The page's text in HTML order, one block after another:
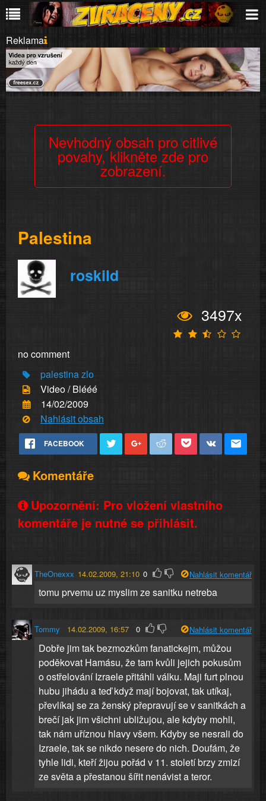
Reklama
Nevhodný obsah pro citlivé
povahy, klikněte zde pro
zobrazení.
Palestina
roskild
3497x
no comment
palestinazlo
Video / Blééé
14/02/2009
Nahlásit obsah
FACEBOOK
Komentáře
Upozornění: Pro vložení vlastního
komentáře je nutné se přihlásit.
TheOnexxx 14.02.2009, 21:10 0 Nahlásit komentář
tomu prvemu uz myslim ze sanitku netreba
Tommy 14.02.2009, 16:57 0 Nahlásit komentář
Dobře jim tak bezmozkům fanatickejm, můžou
poděkovat Hamásu, že tam kvůli jejich pokusům
o ostřelování Izraele přitáhli válku. Maji furt plnou
hubu jihádu a teď když mají bojovat, tak utíkaj,
převlíkaj se za ženský přepravují se v sanitkách a
brečí jak jim všichni ubližujou, ale kdyby mohli,
tak nám uříznou hlavy všem. Kdyby se nesrali do
Izraele, tak se nikdo nesere do nich. Doufám, že
tyhle lidi, kteří žijou pořád v 11. století brzy zmizí
ze světa a přestanou šířit nenávist a teror.